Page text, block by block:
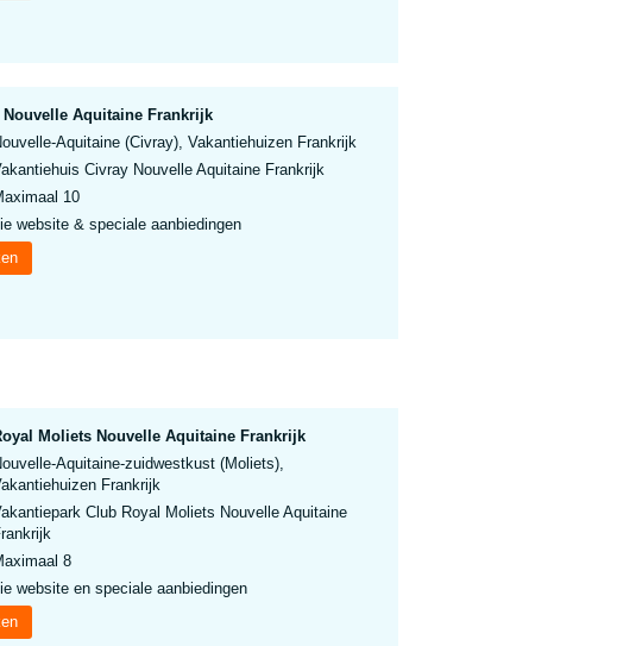
Aquitaine Frankrijk
Aquitaine (Civray), Vakantiehuizen Frankrijk
Civray Nouvelle Aquitaine Frankrijk
10
website & speciale aanbiedingen
Moliets Nouvelle Aquitaine Frankrijk
Aquitaine-zuidwestkust (Moliets),
Frankrijk
Club Royal Moliets Nouvelle Aquitaine
8
website en speciale aanbiedingen